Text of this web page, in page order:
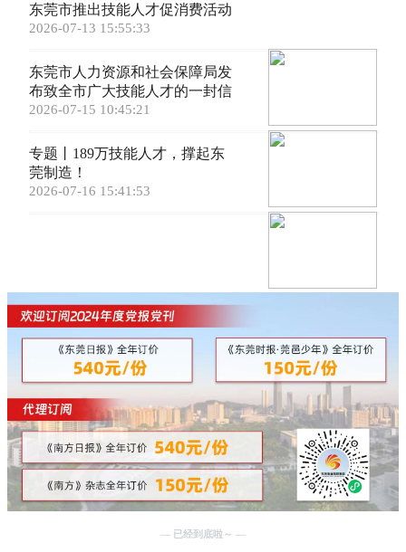
东莞市推出技能人才促消费活动
2026-07-13 15:55:33
东莞市人力资源和社会保障局发
布致全市广大技能人才的一封信
2026-07-15 10:45:21
专题丨189万技能人才，撑起东
莞制造！
2026-07-16 15:41:53
— 已经到底啦～ —